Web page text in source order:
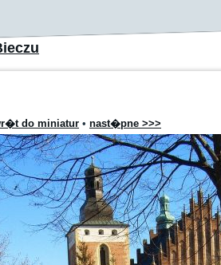
do miniatur • nast�pne >>>